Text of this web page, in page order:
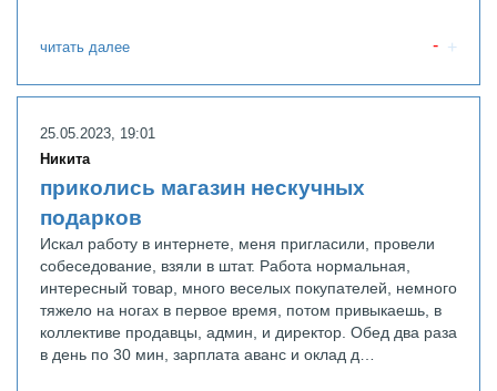
читать далее
25.05.2023, 19:01
Никита
приколись магазин нескучных
подарков
Искал работу в интернете, меня пригласили, провели
собеседование, взяли в штат. Работа нормальная,
интересный товар, много веселых покупателей, немного
тяжело на ногах в первое время, потом привыкаешь, в
коллективе продавцы, админ, и директор. Обед два раза
в день по 30 мин, зарплата аванс и оклад д…